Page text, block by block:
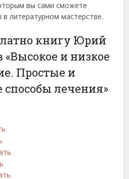
вы сами сможете
литературном мастерстве.
книгу Юрий
и низкое
Простые и
лечения»